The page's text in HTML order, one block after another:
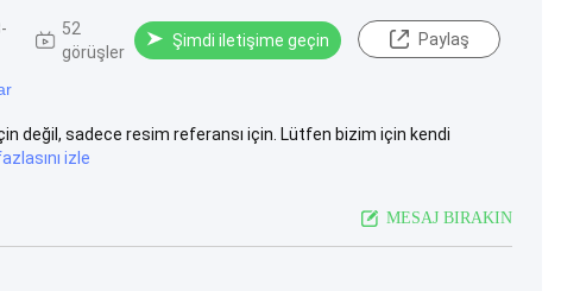
52
görüşler
Şimdi iletişime geçin Paylaş
değil, sadece resim referansı için. Lütfen bizim için kendi
izle
MESAJ BIRAKIN